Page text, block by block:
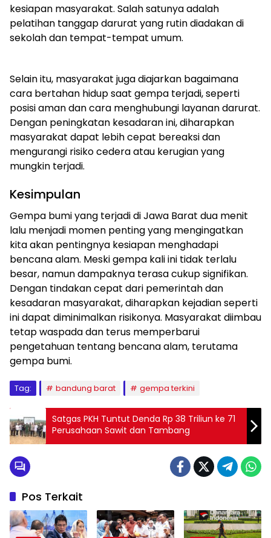
kesiapan masyarakat. Salah satunya adalah
pelatihan tanggap darurat yang rutin diadakan di
sekolah dan tempat-tempat umum.
Selain itu, masyarakat juga diajarkan bagaimana
cara bertahan hidup saat gempa terjadi, seperti
posisi aman dan cara menghubungi layanan darurat.
Dengan peningkatan kesadaran ini, diharapkan
masyarakat dapat lebih cepat bereaksi dan
mengurangi risiko cedera atau kerugian yang
mungkin terjadi.
Kesimpulan
Gempa bumi yang terjadi di Jawa Barat dua menit
lalu menjadi momen penting yang mengingatkan
kita akan pentingnya kesiapan menghadapi
bencana alam. Meski gempa kali ini tidak terlalu
besar, namun dampaknya terasa cukup signifikan.
Dengan tindakan cepat dari pemerintah dan
kesadaran masyarakat, diharapkan kejadian seperti
ini dapat diminimalkan risikonya. Masyarakat diimbau
tetap waspada dan terus memperbarui
pengetahuan tentang bencana alam, terutama
gempa bumi.
Tag: bandung barat gempa terkini
Satgas PKH Tuntut Denda Rp 38 Triliun ke 71
Perusahaan Sawit dan Tambang
Pos Terkait